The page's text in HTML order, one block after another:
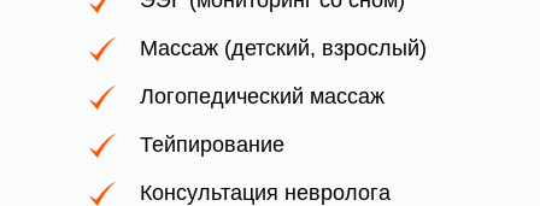
Массаж (детский, взрослый)
Логопедический массаж
Тейпирование
Консультация невролога